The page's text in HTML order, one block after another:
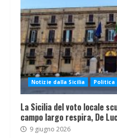
Notizie dalla Sicilia Politica
La Sicilia del voto locale
campo largo respira, De
9 giugno 2026